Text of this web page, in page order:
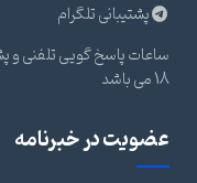
پشتیبانی تلگرام
18 می باشد
عضویت در خبرنامه